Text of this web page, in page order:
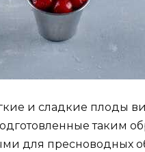
и сладкие плоды
таким
для пресноводных